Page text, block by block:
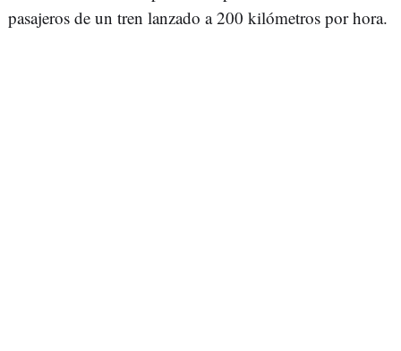
pasajeros de un tren lanzado a 200 kilómetros por hora.